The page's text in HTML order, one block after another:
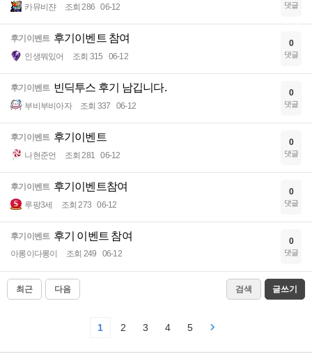
카뮤비쟌 조회 286 06-12 댓글
후기이벤트 후기이벤트 참여
인생뭐있어 조회 315 06-12
0
댓글
후기이벤트 빈딕투스 후기 남깁니다.
부비부비아자 조회 337 06-12
0
댓글
후기이벤트 후기이벤트
나현준언 조회 281 06-12
0
댓글
후기이벤트 후기이벤트참여
루팡3세 조회 273 06-12
0
댓글
후기이벤트 후기 이벤트 참여
아롱이다롱이 조회 249 06-12
0
댓글
최근 다음 검색 글쓰기
1 2 3 4 5